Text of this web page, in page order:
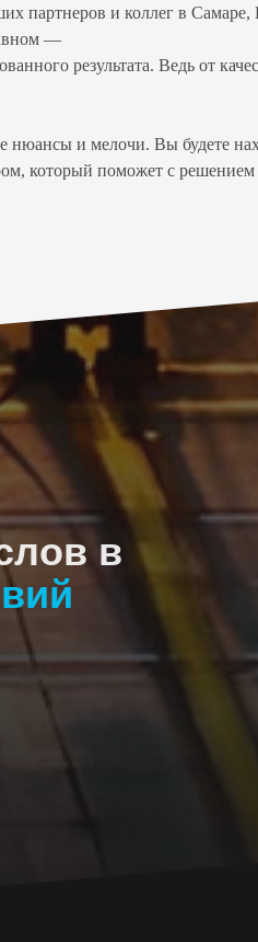
и коллег в Самаре,
—
результата. Ведь от
нюансы и мелочи. Вы будете
который поможет с
в